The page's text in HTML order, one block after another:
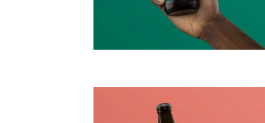
236 Av. du Centenaire,
73700 Bourg-Saint-Maurice,